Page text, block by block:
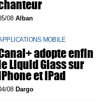
08Alban
MOBILE
adopte enfin
Liquid Glass sur
et iPad
08Dargo